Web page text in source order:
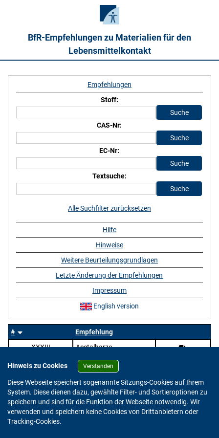
BfR-Empfehlungen zu Materialien für den
Lebensmittelkontakt
#
Empfehlung
XXXIII
Acetalharze
Empfehlungen
Stoff:
CAS-Nr:
EC-Nr:
Textsuche:
Alle Suchfilter zurücksetzen
Hilfe
Hinweise
Weitere Beurteilungsgrundlagen
Letzte Änderung der Empfehlungen
Impressum
English version
Hinweis zu Cookies Verstanden
Diese Webseite speichert sogenannte Sitzungs-Cookies auf Ihrem
System. Diese dienen dazu, gewählte Filter- und Sortieroptionen zu
speichern und sind für die Funktion der Webseite notwendig. Wir
verwenden und speichern keine Cookies von Drittanbietern oder
Tracking-Cookies.